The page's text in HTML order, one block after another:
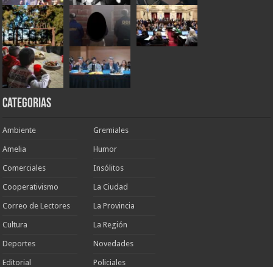
Categorias
Ambiente
Amelia
Comerciales
Cooperativismo
Correo de Lectores
Cultura
Deportes
Editorial
Gremiales
Humor
Insólitos
La Ciudad
La Provincia
La Región
Novedades
Policiales